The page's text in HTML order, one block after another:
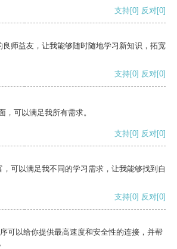
支持[0] 反对[0]
师益友，让我能够随时随地学习新知识，拓宽
支持[0] 反对[0]
，可以满足我所有需求。
支持[0] 反对[0]
可以满足我不同的学习需求，让我能够找到自
支持[0] 反对[0]
可以给你提供最高速度和安全性的连接，并帮